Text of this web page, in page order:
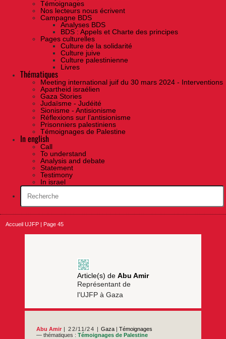
Témoignages
Nos lecteurs nous écrivent
Campagne BDS
Analyses BDS
BDS : Appels et Charte des principes
Pages culturelles
Culture de la solidarité
Culture juive
Culture palestinienne
Livres
Thématiques
Meeting international juif du 30 mars 2024 - Interventions
Apartheid israélien
Gaza Stories
Judaïsme - Judéité
Sionisme - Antisionisme
Réflexions sur l’antisionisme
Prisonniers palestiniens
Témoignages de Palestine
In english
Call
To understand
Analysis and debate
Statement
Testimony
In israel
Accueil UJFP Page 45
Article(s) de Abu Amir
Représentant de
l'UJFP à Gaza
Abu Amir 22/11/24 Gaza |Témoignages
— thématiques :Témoignages de Palestine